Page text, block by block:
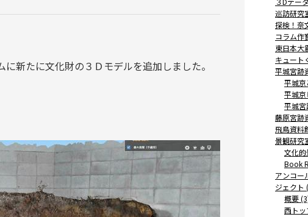
新たに文化財の３Ｄモデルを追加しました。
巡訪研究
探検！奈
コラム作
東日本大
キュート
平城宮跡
平城
平城
平城
藤原宮跡
飛鳥資料
景観研究
文化的
Book
アンコー
ジェクト
概要
西ト